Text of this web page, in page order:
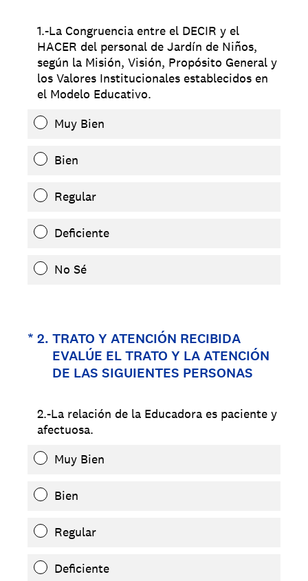
1.-La Congruencia entre el DECIR y el
HACER del personal de Jardín de Niños,
según la Misión, Visión, Propósito General y
los Valores Institucionales establecidos en
el Modelo Educativo.
Muy Bien
Bien
Regular
Deficiente
No Sé
* 2. TRATO Y ATENCIÓN RECIBIDA
EVALÚE EL TRATO Y LA ATENCIÓN
DE LAS SIGUIENTES PERSONAS
(Obligatorio).
2.-La relación de la Educadora es paciente y
afectuosa.
Muy Bien
Bien
Regular
Deficiente